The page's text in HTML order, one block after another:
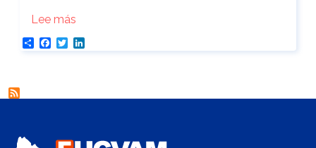
Lee más
ShareFacebook
Twitter